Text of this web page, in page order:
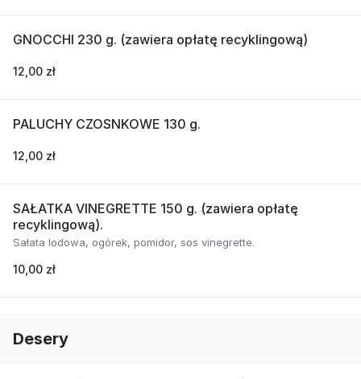
GNOCCHI 230 g. (zawiera opłatę recyklingową)
12,00 zł
PALUCHY CZOSNKOWE 130 g.
12,00 zł
SAŁATKA VINEGRETTE 150 g. (zawiera opłatę
recyklingową).
Sałata lodowa, ogórek, pomidor, sos vinegrette.
10,00 zł
Desery